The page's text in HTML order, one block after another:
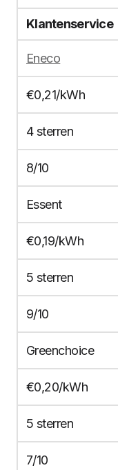
Klantenservice
Eneco
€0,21/kWh
4 sterren
8/10
Essent
€0,19/kWh
5 sterren
9/10
Greenchoice
€0,20/kWh
5 sterren
7/10